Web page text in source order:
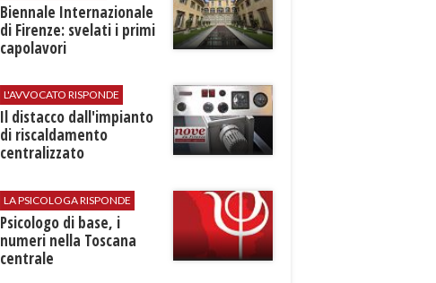
Biennale Internazionale
di Firenze: svelati i primi
capolavori
L'AVVOCATO RISPONDE
Il distacco dall'impianto
di riscaldamento
centralizzato
LA PSICOLOGA RISPONDE
Psicologo di base, i
numeri nella Toscana
centrale